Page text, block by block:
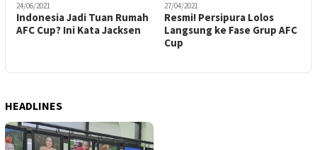
24/06/2021
Indonesia Jadi Tuan Rumah
AFC Cup? Ini Kata Jacksen
27/04/2021
Resmi! Persipura Lolos
Langsung ke Fase Grup AFC
Cup
HEADLINES